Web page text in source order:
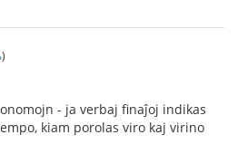
)
- ja verbaj finaĵoj indikas
kiam porolas viro kaj virino